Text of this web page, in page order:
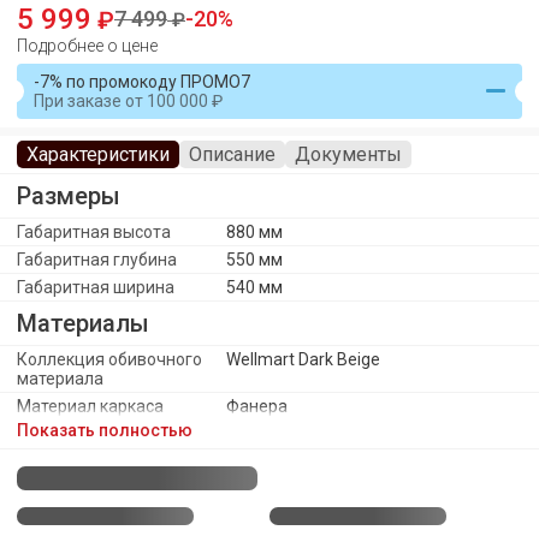
5 999 7 499 20
Подробнее о цене
-7% по промокоду ПРОМО7
При заказе от 100 000
Характеристики Описание Документы
Размеры
Габаритная высота
880 мм
Габаритная глубина
550 мм
Габаритная ширина
540 мм
Материалы
Коллекция обивочного
материала
Wellmart Dark Beige
Материал каркаса
Фанера
Материал ножек/опоры
Каркас
Показать полностью